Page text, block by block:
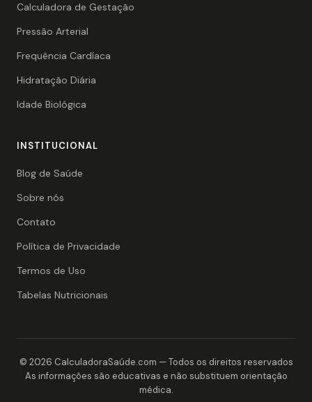
Calculadora de Gestação
Pressão Arterial
Frequência Cardíaca
Hidratação Diária
Idade Biológica
INSTITUCIONAL
Blog de Saúde
Sobre nós
Contato
Política de Privacidade
Termos de Uso
Tabelas Nutricionais
© 2026 CalculadoraSaúde.com — Todos os direitos reservados
As informações são educativas e não substituem orientação
médica.